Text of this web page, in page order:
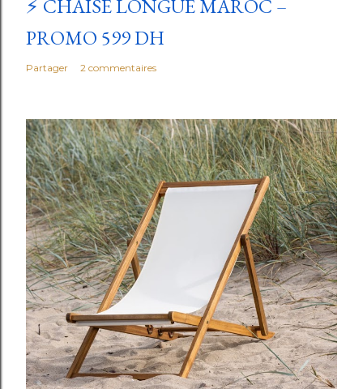
i
r
e
⚡ CHAISE LONGUE MAROC –
PROMO 599 DH
Partager 2 commentaires